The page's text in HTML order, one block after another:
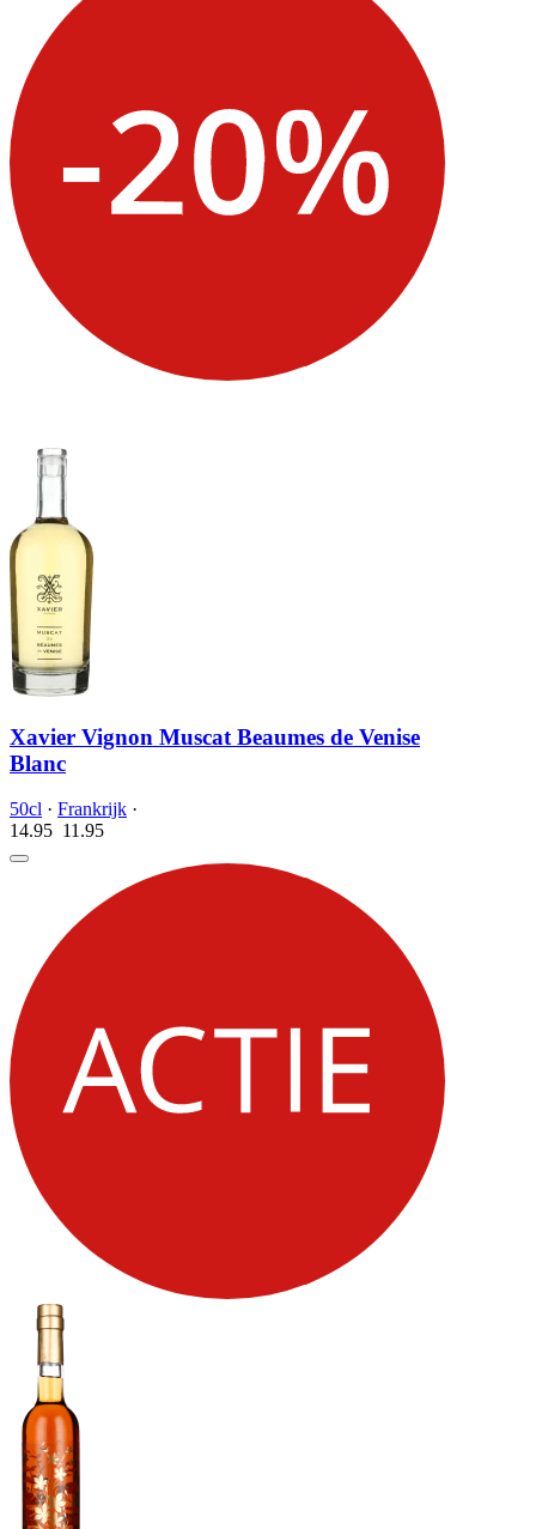
Xavier Vignon Muscat Beaumes de Venise
Blanc
50cl · Frankrijk ·
14.95 11.95